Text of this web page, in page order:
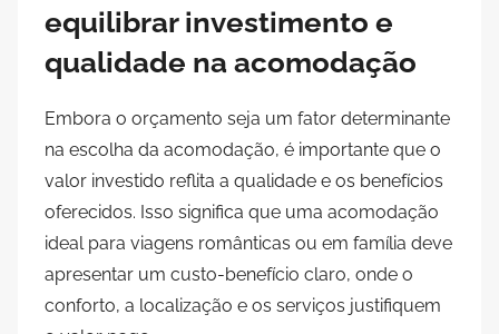
equilibrar investimento e
qualidade na acomodação
Embora o orçamento seja um fator determinante
na escolha da acomodação, é importante que o
valor investido reflita a qualidade e os benefícios
oferecidos. Isso significa que uma acomodação
ideal para viagens românticas ou em família deve
apresentar um custo-benefício claro, onde o
conforto, a localização e os serviços justifiquem